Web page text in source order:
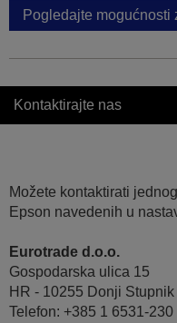
Pogledajte
Kontaktirajte nas
Možete kontaktirati
Epson navedenih u
Eurotrade d.o.o.
Gospodarska ulica 15
HR - 10255 Donji Stupnik
Telefon: +385 1 6531-230